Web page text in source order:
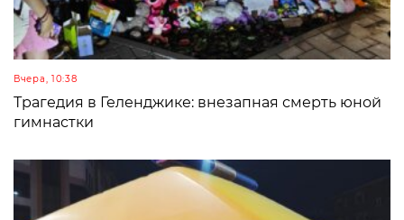
Вчера, 10:38
Трагедия в Геленджике: внезапная смерть юной
гимнастки